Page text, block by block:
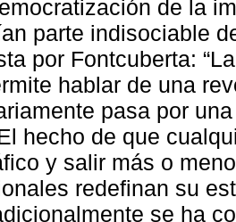
de la
parte indisociable
por Fontcuberta:
hablar de una
pasa por
hecho de que
y salir más o
redefinan su
se ha